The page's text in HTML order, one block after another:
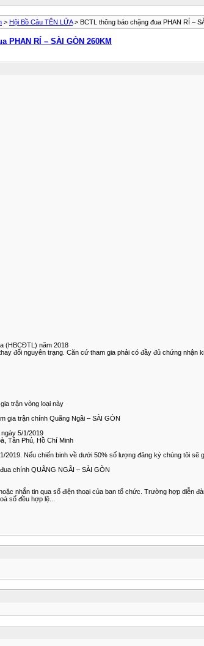
> Hội Bồ Câu TÊN LỬA> BCTL thông báo chặng đua PHAN RÍ –
PHAN RÍ – SÀI GÒN 260KM
(HBCĐTL) năm 2018
đổi nguyên trạng. Căn cứ tham gia phải có đầy đủ chứng nhận
trận vòng loại này
gia trận chính Quãng Ngãi – SÀI GÒN
5/1/2019
Tân Phú, Hồ Chí Minh
Nếu chiến binh về dưới 50% số lượng đăng ký chúng tôi sẽ
chính QUÃNG NGÃI – SÀI GÒN
nhắn tin qua số điện thoại của ban tổ chức. Trường hợp diễn
sổ đều hợp lệ...